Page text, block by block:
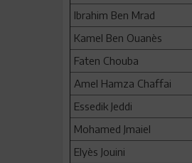
Ibrahim Ben Mrad
Kamel Ben Ouanès
Faten Chouba
Amel Hamza Chaffai
Essedik Jeddi
Mohamed Jmaiel
Elyès Jouini